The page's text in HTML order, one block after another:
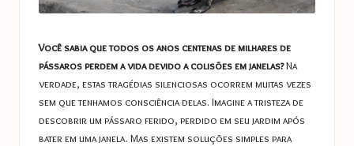
Você sabia que todos os anos centenas de milhares de
pássaros perdem a vida devido a colisões em janelas?Na
verdade, estas tragédias silenciosas ocorrem muitas vezes
sem que tenhamos consciência delas. Imagine a tristeza de
descobrir um pássaro ferido, perdido em seu jardim após
bater em uma janela. Mas existem soluções simples para